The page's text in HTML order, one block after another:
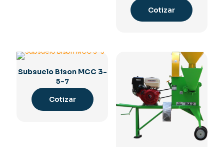
Cotizar
Subsuelo Bison MCC 3-
5-7
Cotizar